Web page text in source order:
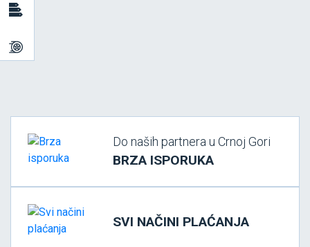
Do naših partnera u Crnoj Gori
BRZA ISPORUKA
SVI NAČINI PLAĆANJA